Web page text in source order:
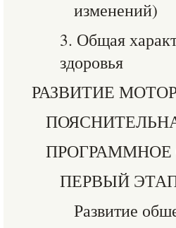
изменений)
3. Общая
здоровья
РАЗВИТИЕ
ПЕРВЫЙ
Развитие